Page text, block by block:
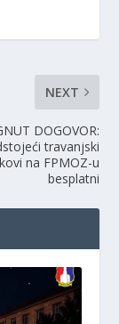
NEXT
DOGOVOR:
travanjski
na FPMOZ-u
besplatni